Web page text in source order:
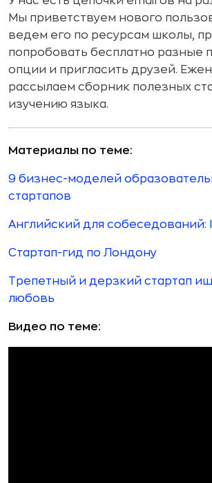
Мы приветствуем нового
ведем его по ресурсам школы,
попробовать бесплатно разные
опции и пригласить друзей.
рассылаем сборник полезных
изучению языка.
Материалы по теме:
9 бизнес-моделей
стартапов
Английский для собеседований:
Стартап-гид по Лондону
Трепетный и дерзкий стартап
любовь
Видео по теме: